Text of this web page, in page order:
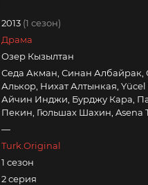
2013 (1 сезон)
Драма
Озер Кызылтан
Седа Акман, Синан Албайрак,
Алькор, Нихат Алтынкая, Yücel
Айчин Инджи, Бурджу Кара,
Пекин, Гюльшах Шахин, Asena
—
Turk.Original
1 сезон
2 серия